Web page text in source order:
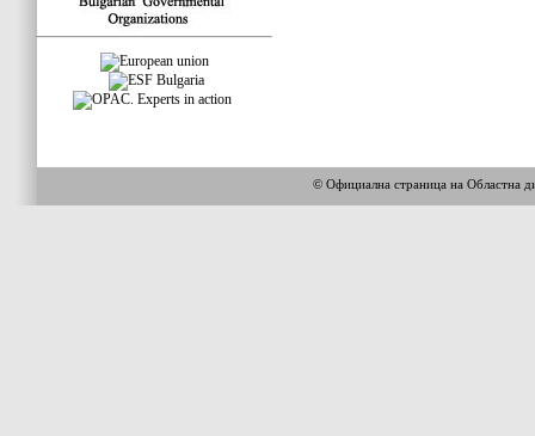
© Официална страница на